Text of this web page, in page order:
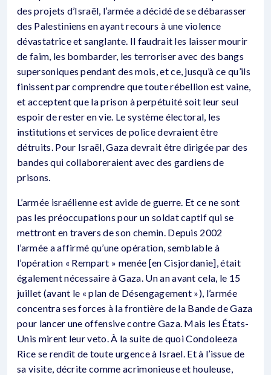
des projets d’Israël, l’armée a décidé de se débarasser
des Palestiniens en ayant recours à une violence
dévastatrice et sanglante. Il faudrait les laisser mourir
de faim, les bombarder, les terroriser avec des bangs
supersoniques pendant des mois, et ce, jusqu’à ce qu’ils
finissent par comprendre que toute rébellion est vaine,
et acceptent que la prison à perpétuité soit leur seul
espoir de rester en vie. Le système électoral, les
institutions et services de police devraient être
détruits. Pour Israël, Gaza devrait être dirigée par des
bandes qui collaboreraient avec des gardiens de
prisons.
L’armée israélienne est avide de guerre. Et ce ne sont
pas les préoccupations pour un soldat captif qui se
mettront en travers de son chemin. Depuis 2002
l’armée a affirmé qu’une opération, semblable à
l’opération « Rempart » menée [en Cisjordanie], était
également nécessaire à Gaza. Un an avant cela, le 15
juillet (avant le « plan de Désengagement »), l’armée
concentra ses forces à la frontière de la Bande de Gaza
pour lancer une offensive contre Gaza. Mais les États-
Unis mirent leur veto. À la suite de quoi Condoleeza
Rice se rendit de toute urgence à Israel. Et à l’issue de
sa visite, décrite comme acrimonieuse et houleuse,